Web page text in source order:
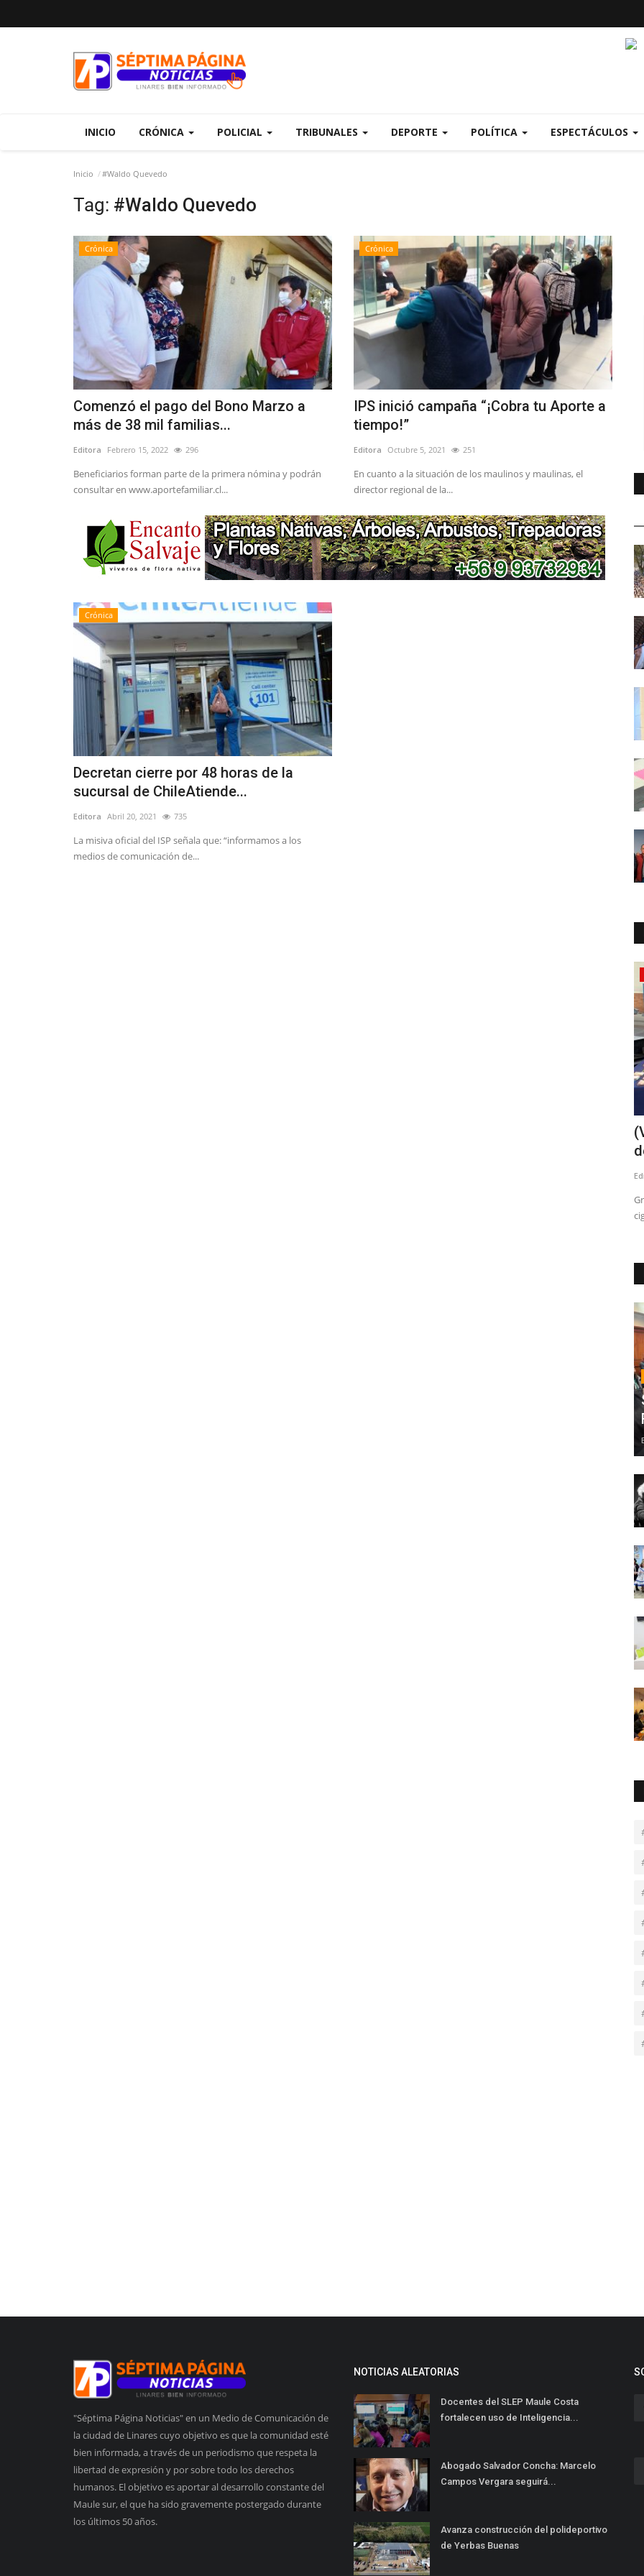
INICIO CRÓNICA POLICIAL TRIBUNALES DEPORTE POLÍTICA ESPECTÁCULOS
Inicio #Waldo Quevedo
Tag: #Waldo Quevedo
Crónica
Comenzó el pago del Bono Marzo a
más de 38 mil familias...
Editora Febrero 15, 2022 296
Beneficiarios forman parte de la primera nómina y podrán
consultar en www.aportefamiliar.cl...
Crónica
IPS inició campaña “¡Cobra tu Aporte a
tiempo!”
Editora Octubre 5, 2021 251
En cuanto a la situación de los maulinos y maulinas, el
director regional de la...
Crónica
Decretan cierre por 48 horas de la
sucursal de ChileAtiende...
Editora Abril 20, 2021 735
La misiva oficial del ISP señala que: “informamos a los
medios de comunicación de...
"Séptima Página Noticias" en un Medio de Comunicación de
la ciudad de Linares cuyo objetivo es que la comunidad esté
bien informada, a través de un periodismo que respeta la
libertad de expresión y por sobre todo los derechos
humanos. El objetivo es aportar al desarrollo constante del
Maule sur, el que ha sido gravemente postergado durante
los últimos 50 años.
NOTICIAS ALEATORIAS
Docentes del SLEP Maule Costa
fortalecen uso de Inteligencia...
Abogado Salvador Concha: Marcelo
Campos Vergara seguirá...
Avanza construcción del polideportivo
de Yerbas Buenas